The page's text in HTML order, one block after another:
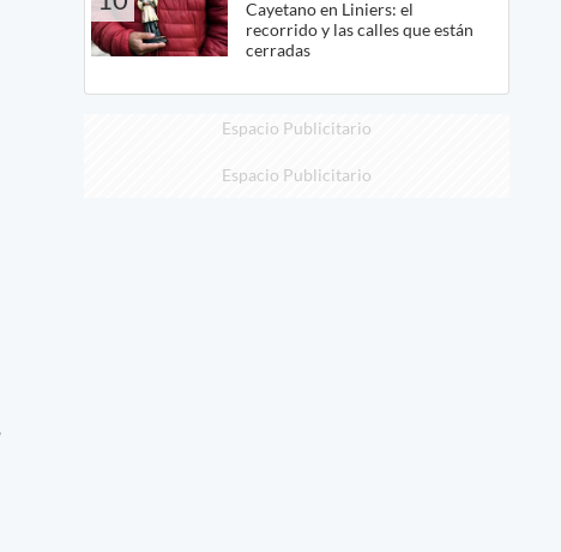
Cayetano en Liniers: el
recorrido y las calles que están
cerradas
Espacio Publicitario
Espacio Publicitario